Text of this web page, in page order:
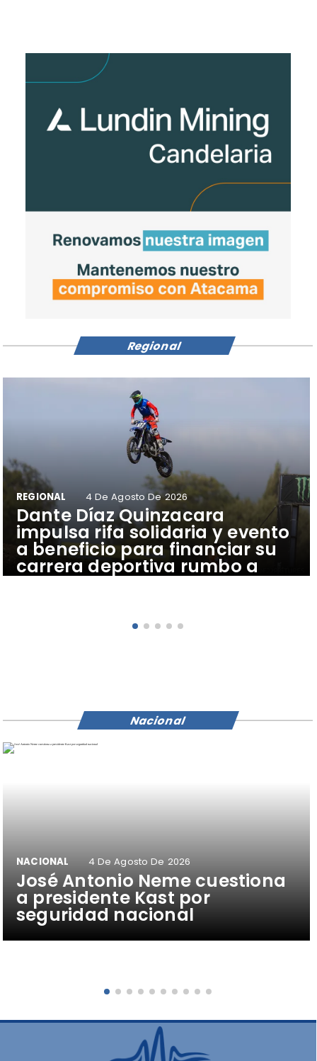
Dante Díaz Quinzacara
impulsa rifa solidaria y evento
a beneficio para financiar su
carrera deportiva rumbo a
Latinoamericano de Brasil.
REGIONAL 4 De Agosto De 2026
Regional
José Antonio Neme cuestiona
a presidente Kast por
seguridad nacional
NACIONAL 4 De Agosto De 2026
Nacional